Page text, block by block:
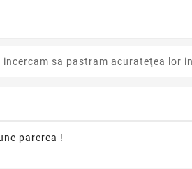
sa pastram acurateţea lor
parerea !